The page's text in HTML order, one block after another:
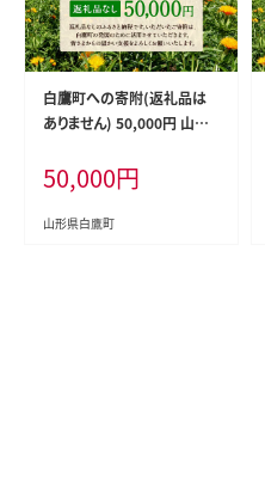
白鷹町への寄附(返礼品は
ありません) 50,000円 山形
50,000円
山形県白鷹町